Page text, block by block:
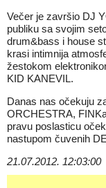
Večer je završio DJ
publiku sa svojim
drum&bass i house
krasi intimnija
žestokom
KID KANEVIL.
Danas nas očekuju
ORCHESTRA,
pravu poslasticu
nastupom čuvenih
21.07.2012. 12:03:00